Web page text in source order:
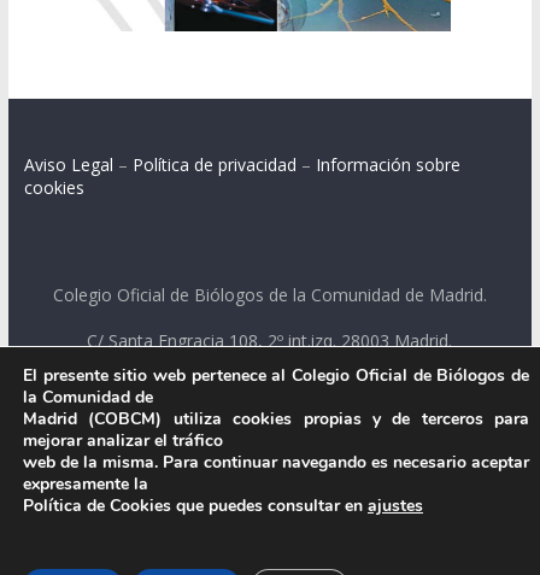
Aviso Legal – Política de privacidad – Información sobre
cookies
Colegio Oficial de Biólogos de la Comunidad de Madrid.
C/ Santa Engracia 108, 2º int.izq. 28003 Madrid.
El presente sitio web pertenece al Colegio Oficial de Biólogos de
la Comunidad de
Madrid (COBCM) utiliza cookies propias y de terceros para
mejorar analizar el tráfico
web de la misma. Para continuar navegando es necesario aceptar
expresamente la
Política de Cookies que puedes consultar en ajustes